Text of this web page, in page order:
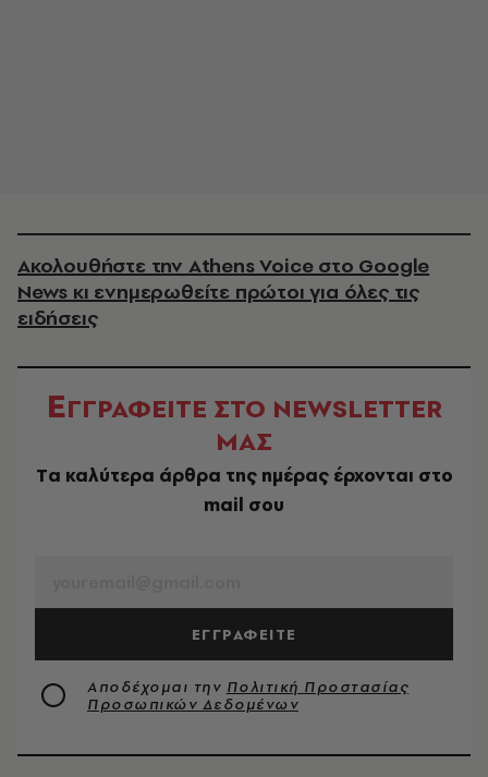
Ακολουθήστε την Athens Voice στο Google
News κι ενημερωθείτε πρώτοι για όλες τις
ειδήσεις
ΕΓΓΡΑΦΕΙΤΕ ΣΤΟ NEWSLETTER
ΜΑΣ
Tα καλύτερα άρθρα της ημέρας έρχονται στο
mail σου
ΕΓΓΡΑΦΕΙΤΕ
Αποδέχομαι την Πολιτική Προστασίας
Προσωπικών Δεδομένων